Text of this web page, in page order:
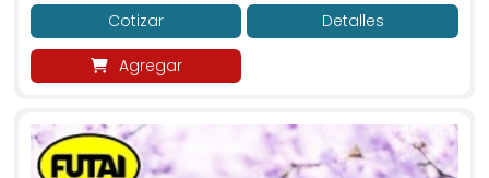
Cotizar Detalles
Agregar